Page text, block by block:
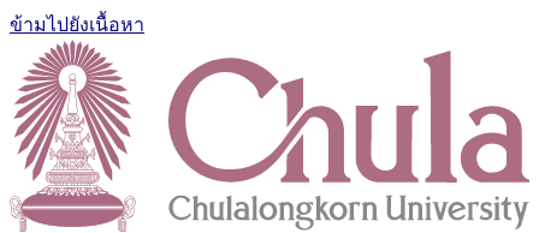
ข้ามไปยังเนื้อหา